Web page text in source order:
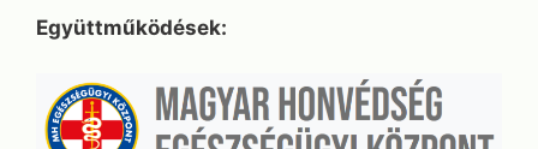
Együttműködések: